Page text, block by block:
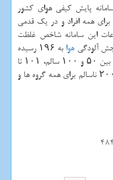
پایش كیفی هوای كشور
برای همه افراد و در یك قدمی
این سامانه شاخص غلظت
هوا
به ۱۹۶ رسیده
است. شاخص كمتر از ۵۰ به معنای هوای پاك، بین ۵۰ و ۱۰۰ سالم، ۱۰۱ تا
۱۵۰ ناسالم برای گروه های حساس، ۱۵۱ تا ۲۰۰ ناسالم برای همه گروه ها و